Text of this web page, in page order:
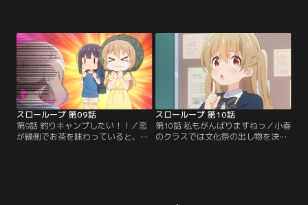
いたという小春がひよりに英語を教
えようとしますが、恋は「カタカナ
アレルギーなのに教えられるの？」
と笑ってしまいます。怒った小春
は、日本語を禁止して英語だけで会
話しようと…。
いると祖母から、昔はよくひよりの
父と祖父が一緒に渓流に出かけてい
た話を聞きました。しかし祖父は腰
を悪くしたようで、ひよりたちと一
緒に渓流には出かけられないようで
スローループ 第09話
第9話 釣りキャンプしたい！！／恋
が縁側でお茶を味わっていると、突
スローループ 第10話
第10話 私もがんばりますねっ／小春
のクラスでは文化祭の出し物を決め